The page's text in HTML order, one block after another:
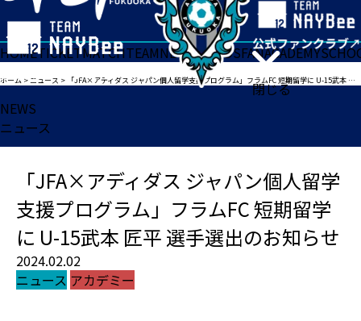
閉じる
HOMETICKETMATCHTEAMNEWSGOODSFANACADEMY
ホーム >ニュース > 「JFA×アディダス ジャパン個人留学支援プログラム」フラムFC 短期留学に U-15武本 匠平 選手選出のお知らせ
NEWS
ニュース
「JFA×アディダス ジャパン個人留学
支援プログラム」フラムFC 短期留学
に U-15武本 匠平 選手選出のお知らせ
2024.02.02
ニュース アカデミー